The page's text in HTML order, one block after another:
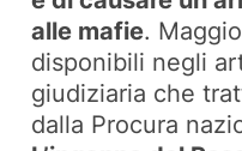
alle mafie.
disponibili negli
giudiziaria che
dalla Procura